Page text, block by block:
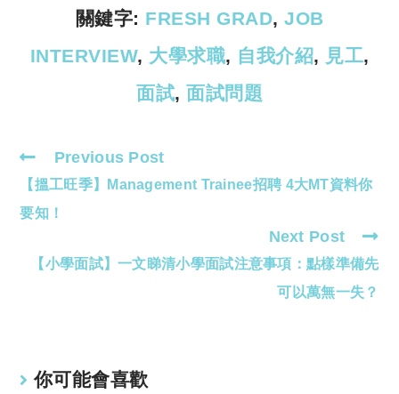
k
關鍵字: FRESH GRAD, JOB
INTERVIEW, 大學求職, 自我介紹, 見工,
面試, 面試問題
Read
more
articles
Previous Post
【搵工旺季】Management Trainee招聘 4大MT資料你
要知！
Next Post
【小學面試】一文睇清小學面試注意事項：點樣準備先
可以萬無一失？
你可能會喜歡